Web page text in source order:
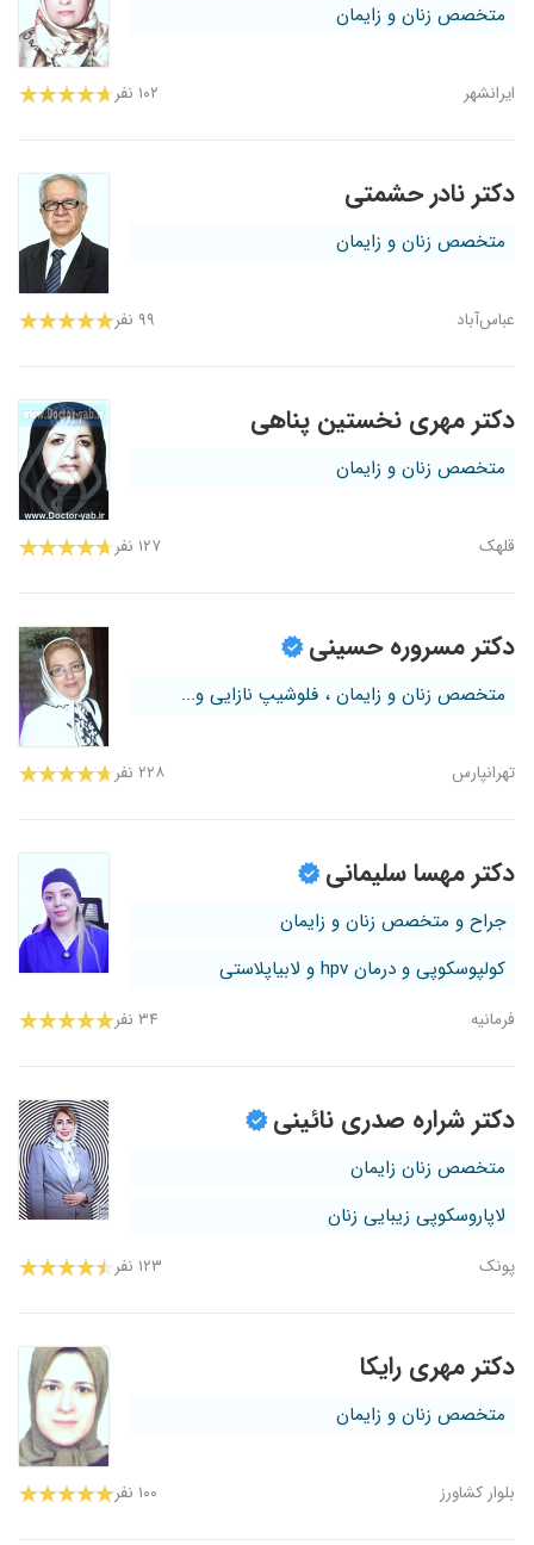
متخصص زنان و زایمان
ایرانشهر ۱۰۲ نفر
دکتر نادر حشمتی
متخصص زنان و زایمان
عباس‌آباد ۹۹ نفر
دکتر مهری نخستین پناهی
متخصص زنان و زایمان
قلهک ۱۲۷ نفر
دکتر مسروره حسینی
متخصص زنان و زایمان ، فلوشیپ نازایی و...
تهرانپارس ۲۲۸ نفر
دکتر مهسا سلیمانی
جراح و متخصص زنان و زایمان
کولپوسکوپی و درمان hpv و لابیاپلاستی
فرمانیه ۳۴ نفر
دکتر شراره صدری نائینی
متخصص زنان زایمان
لاپاروسکوپی زیبایی زنان
پونک ۱۲۳ نفر
دکتر مهری رایکا
متخصص زنان و زایمان
بلوار کشاورز ۱۰۰ نفر